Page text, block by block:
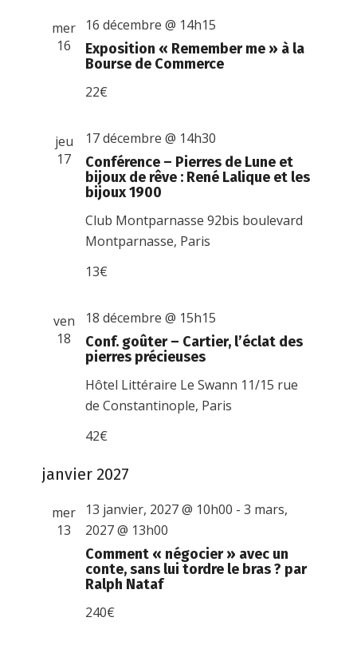
mer
16
Exposition « Remember me » à la
Bourse de Commerce
16 décembre @ 14h15
22€
jeu
17
Conférence – Pierres de Lune et
bijoux de rêve : René Lalique et les
bijoux 1900
17 décembre @ 14h30
Club Montparnasse92bis boulevard
Montparnasse, Paris
13€
ven
18
Conf. goûter – Cartier, l’éclat des
pierres précieuses
18 décembre @ 15h15
Hôtel Littéraire Le Swann 11/15 rue
de Constantinople, Paris
42€
janvier 2027
mer
13
Comment « négocier » avec un
conte, sans lui tordre le bras ? par
Ralph Nataf
13 janvier, 2027 @ 10h00 -3 mars,
2027 @ 13h00
240€